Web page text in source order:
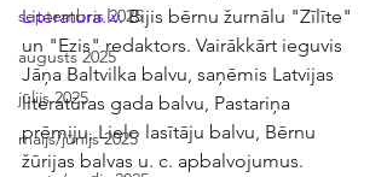
septembris 2025
augusts 2025
jūlijs 2025
maijs/jūnijs 2025
Literatura.lv. Bijis bērnu žurnālu "Zīlīte"
un "Ezis" redaktors. Vairākkārt ieguvis
Jāņa Baltvilka balvu, saņēmis Latvijas
literatūras gada balvu, Pastariņa
prēmiju, Lielo lasītāju balvu, Bērnu
žūrijas balvas u. c. apbalvojumus.